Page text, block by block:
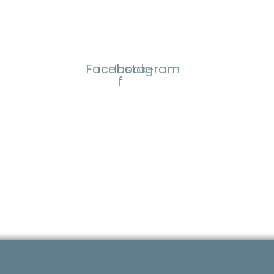
Facebook-
f
Instagram